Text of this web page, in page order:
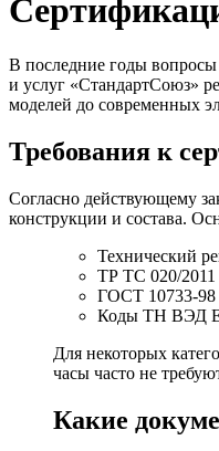
В последние годы вопросы
и услуг «СтандартСоюз»
моделей до современных
Требования к
Согласно действующему
конструкции и состава.
Технический
ТР ТС 020/2011
ГОСТ 10733-98
Коды ТН ВЭД
Для некоторых
часы часто не
Какие